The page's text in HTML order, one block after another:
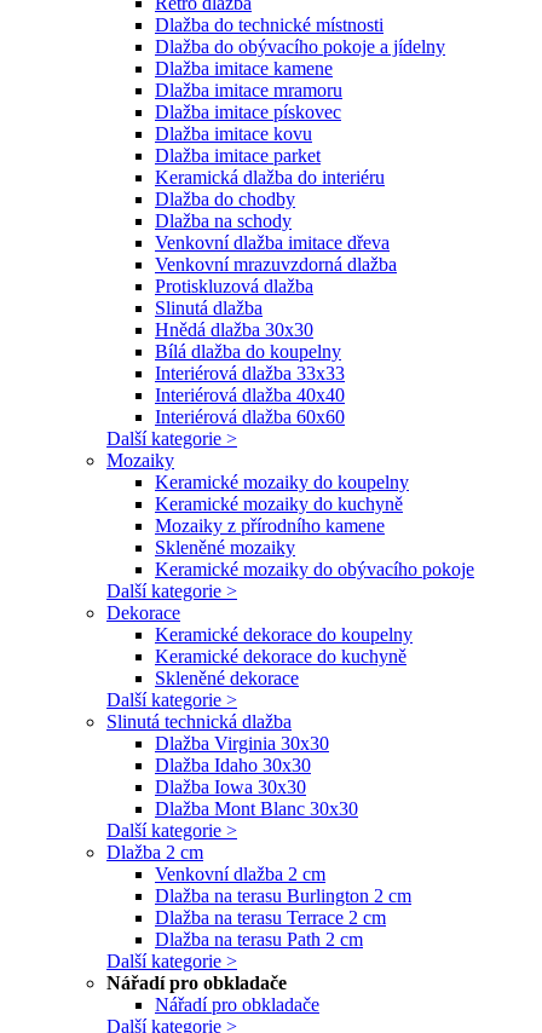
Dlažba do technické místnosti
Dlažba do obývacího pokoje a jídelny
Dlažba imitace kamene
Dlažba imitace mramoru
Dlažba imitace pískovec
Dlažba imitace kovu
Dlažba imitace parket
Keramická dlažba do interiéru
Dlažba do chodby
Dlažba na schody
Venkovní dlažba imitace dřeva
Venkovní mrazuvzdorná dlažba
Protiskluzová dlažba
Slinutá dlažba
Hnědá dlažba 30x30
Bílá dlažba do koupelny
Interiérová dlažba 33x33
Interiérová dlažba 40x40
Interiérová dlažba 60x60
Další kategorie >
Mozaiky
Keramické mozaiky do koupelny
Keramické mozaiky do kuchyně
Mozaiky z přírodního kamene
Skleněné mozaiky
Keramické mozaiky do obývacího pokoje
Další kategorie >
Dekorace
Keramické dekorace do koupelny
Keramické dekorace do kuchyně
Skleněné dekorace
Další kategorie >
Slinutá technická dlažba
Dlažba Virginia 30x30
Dlažba Idaho 30x30
Dlažba Iowa 30x30
Dlažba Mont Blanc 30x30
Další kategorie >
Dlažba 2 cm
Venkovní dlažba 2 cm
Dlažba na terasu Burlington 2 cm
Dlažba na terasu Terrace 2 cm
Dlažba na terasu Path 2 cm
Další kategorie >
Nářadí pro obkladače
Nářadí pro obkladače
Další kategorie >